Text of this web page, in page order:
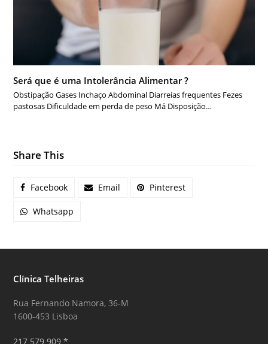
Será que é uma Intolerância Alimentar ?
Obstipação Gases Inchaço Abdominal Diarreias frequentes Fezes
pastosas Dificuldade em perda de peso Má Disposição…
Share This
Facebook Email Pinterest
Whatsapp
Clínica Telheiras
Rua Fernando Namora, 36-M
1600-453 Lisboa
217 579 909 *